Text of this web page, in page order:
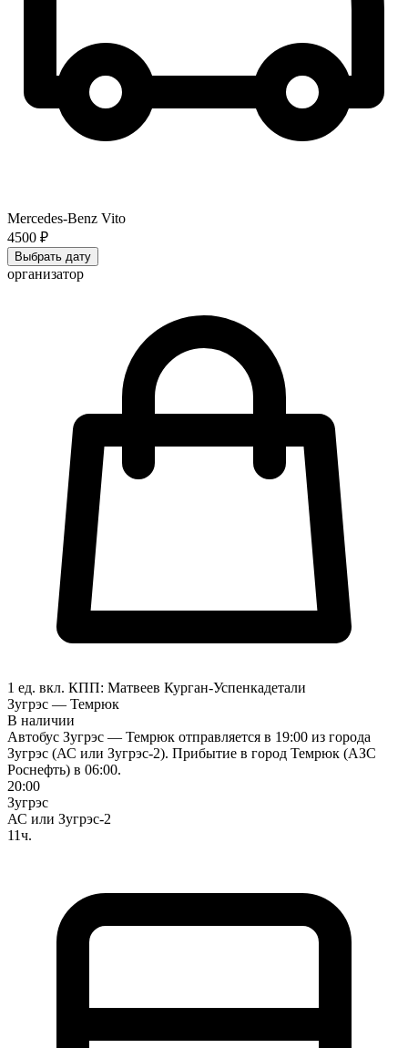
Mercedes-Benz Vito
4500 ₽
Выбрать дату
организатор
1 ед. вкл. КПП: Матвеев Курган-Успенкадетали
Зугрэс — Темрюк
В наличии
Автобус Зугрэс — Темрюк отправляется в 19:00 из города
Зугрэс (АС или Зугрэс-2). Прибытие в город Темрюк (АЗС
Роснефть) в 06:00.
20:00
Зугрэс
АС или Зугрэс-2
11ч.